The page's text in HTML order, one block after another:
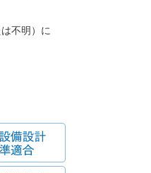
不明）に